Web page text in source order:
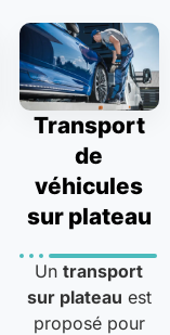
Transport
de
véhicules
sur plateau
Untransport
sur plateau est
proposé pour